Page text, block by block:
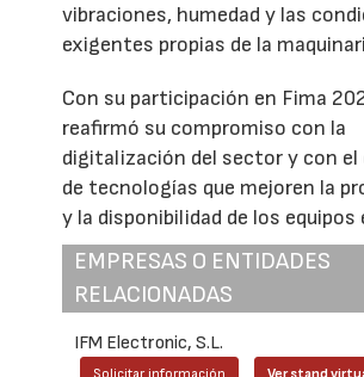
vibraciones, humedad y las
exigentes propias de la
Con su participación en Fima
reafirmó su compromiso con la
digitalización del sector y con el
de tecnologías que mejoren la
y la disponibilidad de los equipos
EMPRESAS O ENTIDADES
RELACIONADAS
IFM Electronic, S.L.